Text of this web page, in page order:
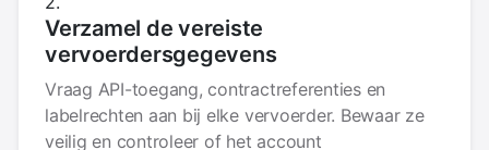
Verzamel de vereiste
vervoerdersgegevens
Vraag API-toegang, contractreferenties en
labelrechten aan bij elke vervoerder. Bewaar ze
veilig en controleer of het account